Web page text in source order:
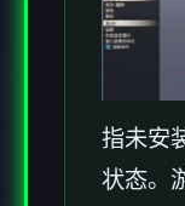
指未安
状态。